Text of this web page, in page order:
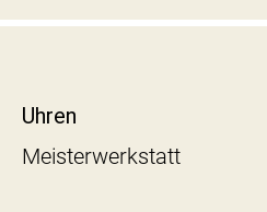
Uhren
Meisterwerkstatt